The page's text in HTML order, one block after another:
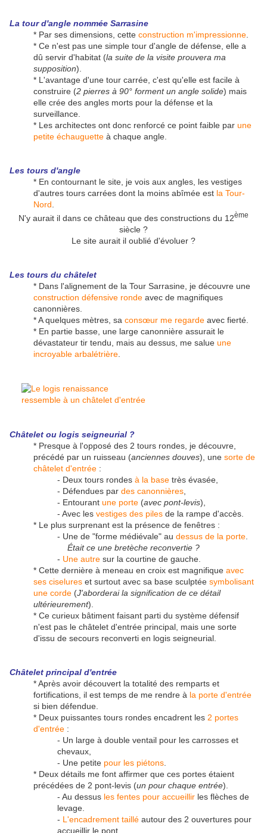
La tour d'angle nommée Sarrasine
* Par ses dimensions, cette construction m'impressionne
* Ce n'est pas une simple tour d'angle de défense, elle a
dû servir d'habitat (la suite de la visite prouvera ma
supposition).
* L'avantage d'une tour carrée, c'est qu'elle est facile à
construire (2 pierres à 90° forment un angle solide) mais
elle crée des angles morts pour la défense et la
surveillance.
* Les architectes ont donc renforcé ce point faible par une
petite échauguette à chaque angle.
Les tours d'angle
* En contournant le site, je vois aux angles, les vestiges
d'autres tours carrées dont la moins abîmée est la Tour-
Nord
N'y aurait il dans ce château que des constructions du 12ème
siècle ?
Le site aurait il oublié d'évoluer ?
Les tours du châtelet
* Dans l'alignement de la Tour Sarrasine, je découvre une
construction défensive ronde avec de magnifiques
canonnières.
* A quelques mètres, sa consœur me regarde avec fierté.
* En partie basse, une large canonnière assurait le
dévastateur tir tendu, mais au dessus, me salue une
incroyable arbalétrière
Châtelet ou logis seigneurial ?
* Presque à l'opposé des 2 tours rondes, je découvre,
précédé par un ruisseau (anciennes douves), une sorte de
châtelet d'entrée :
- Deux tours rondes à la base très évasée,
- Défendues par des canonnières
- Entourant une porte (avec pont-levis),
- Avec les vestiges des piles de la rampe d'accès.
* Le plus surprenant est la présence de fenêtres :
- Une de "forme médiévale" au dessus de la porte
Était ce une bretèche reconvertie ?
- Une autre sur la courtine de gauche.
* Cette dernière à meneau en croix est magnifique avec
ses ciselures et surtout avec sa base sculptée symbolisant
une corde (J'aborderai la signification de ce détail
ultérieurement).
* Ce curieux bâtiment faisant parti du système défensif
n'est pas le châtelet d'entrée principal, mais une sorte
d'issu de secours reconverti en logis seigneurial.
Châtelet principal d'entrée
* Après avoir découvert la totalité des remparts et
fortifications, il est temps de me rendre à la porte d'entrée
si bien défendue.
* Deux puissantes tours rondes encadrent les 2 portes
d'entrée :
- Un large à double ventail pour les carrosses et
chevaux,
- Une petite pour les piétons
* Deux détails me font affirmer que ces portes étaient
précédées de 2 pont-levis (un pour chaque entrée).
- Au dessus les fentes pour accueillir les flèches de
levage.
- L'encadrement taillé autour des 2 ouvertures pour
accueillir le pont.